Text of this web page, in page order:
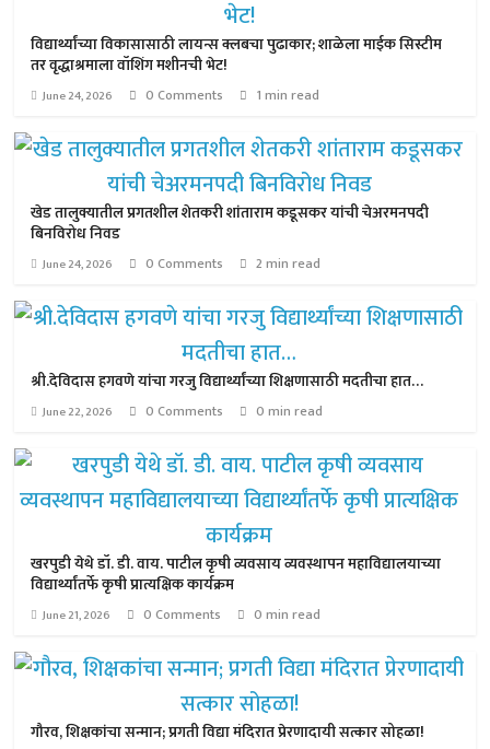
विद्यार्थ्यांच्या विकासासाठी लायन्स क्लबचा पुढाकार; शाळेला माईक सिस्टीम
तर वृद्धाश्रमाला वॉशिंग मशीनची भेट!
June 24, 2026 0 Comments 1 min read
खेड तालुक्यातील प्रगतशील शेतकरी शांताराम कडूसकर यांची चेअरमनपदी
बिनविरोध निवड
June 24, 2026 0 Comments 2 min read
श्री.देविदास हगवणे यांचा गरजु विद्यार्थ्यांच्या शिक्षणासाठी मदतीचा हात…
June 22, 2026 0 Comments 0 min read
खरपुडी येथे डॉ. डी. वाय. पाटील कृषी व्यवसाय व्यवस्थापन महाविद्यालयाच्या
विद्यार्थ्यांतर्फे कृषी प्रात्यक्षिक कार्यक्रम
June 21, 2026 0 Comments 0 min read
गौरव, शिक्षकांचा सन्मान; प्रगती विद्या मंदिरात प्रेरणादायी सत्कार सोहळा!